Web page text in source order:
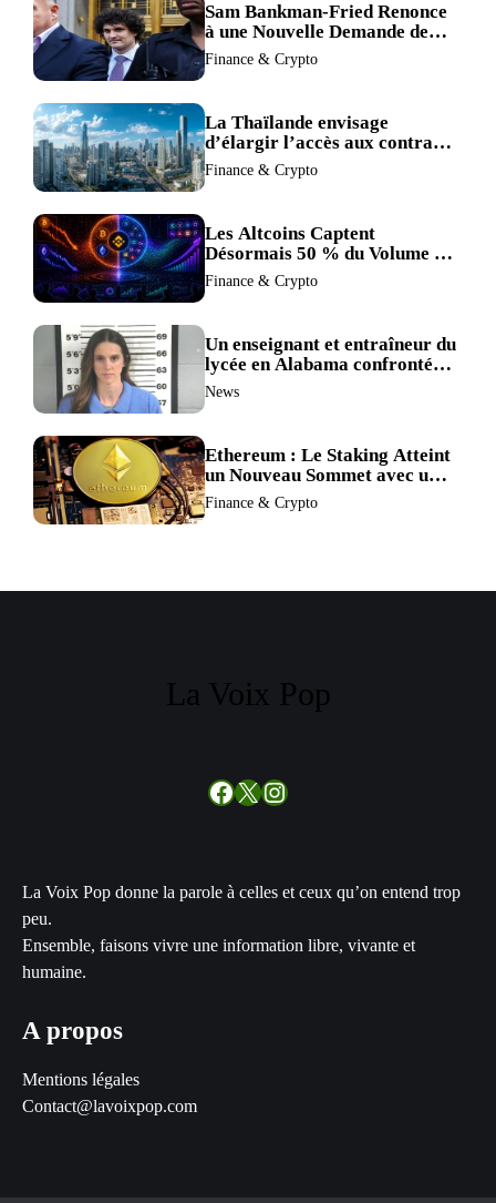
Sam Bankman-Fried Renonce
à une Nouvelle Demande de
Procès, Intensifiant la
Pression pour la Récusation
Finance & Crypto
La Thaïlande envisage
d’élargir l’accès aux contrats
à terme crypto dans une
refonte de sa réglementation.
Finance & Crypto
Les Altcoins Captent
Désormais 50 % du Volume de
Trading de Binance : La
Liquidité S’éclipse au Profit de
Finance & Crypto
Un enseignant et entraîneur du
lycée en Alabama confronté
au divorce après avoir été
News
Ethereum : Le Staking Atteint
un Nouveau Sommet avec un
Verrouillage Accru des ETH
Finance & Crypto
La Voix Pop
Facebook
X Instagram
La Voix Pop donne la parole à celles et ceux qu’on entend trop
peu.
Ensemble, faisons vivre une information libre, vivante et
humaine.
A propos
Mentions légales
Contact@lavoixpop.com